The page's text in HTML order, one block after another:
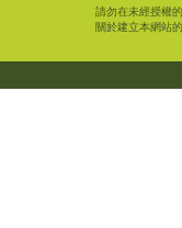
請勿在未經授權
關於建立本網站